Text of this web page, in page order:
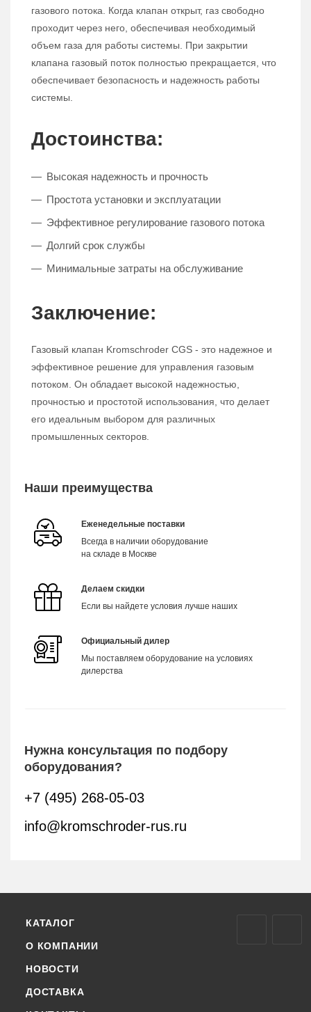
газового потока. Когда клапан открыт, газ свободно
проходит через него, обеспечивая необходимый
объем газа для работы системы. При закрытии
клапана газовый поток полностью прекращается, что
обеспечивает безопасность и надежность работы
системы.
Достоинства:
Высокая надежность и прочность
Простота установки и эксплуатации
Эффективное регулирование газового потока
Долгий срок службы
Минимальные затраты на обслуживание
Заключение:
Газовый клапан Kromschroder CGS - это надежное и
эффективное решение для управления газовым
потоком. Он обладает высокой надежностью,
прочностью и простотой использования, что делает
его идеальным выбором для различных
промышленных секторов.
Наши преимущества
Еженедельные поставки
Всегда в наличии оборудование
на складе в Москве
Делаем скидки
Если вы найдете условия лучше наших
Официальный дилер
Мы поставляем оборудование на условиях
дилерства
Нужна консультация по подбору
оборудования?
+7 (495) 268-05-03
info@kromschroder-rus.ru
КАТАЛОГ
О КОМПАНИИ
НОВОСТИ
ДОСТАВКА